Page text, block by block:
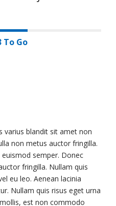
To Go
varius blandit sit amet non
non metus auctor fringilla.
semper. Donec
fringilla. Nullam quis
eu leo. Aenean lacinia
Nullam quis risus eget urna
est non commodo